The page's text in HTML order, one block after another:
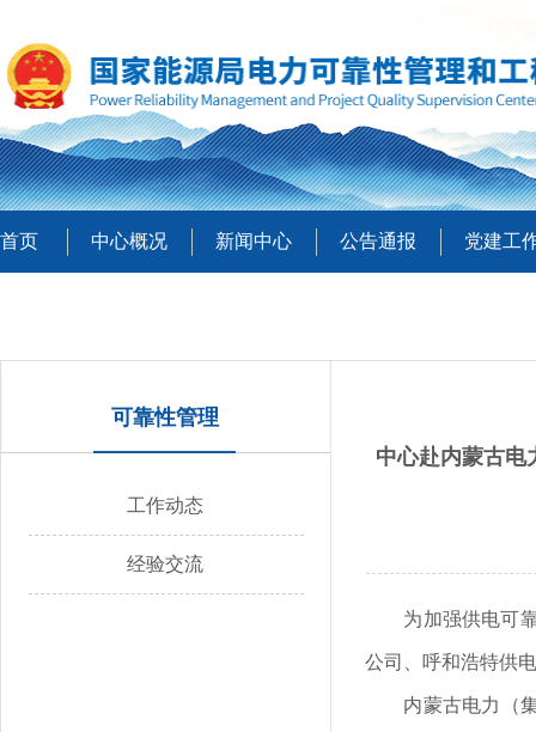
首页 中心概况 新闻中心 公告通报 党建工
可靠性管理
工作动态
经验交流
中心赴内蒙古电
为加强供电可
公司、呼和浩特供
内蒙古电力（